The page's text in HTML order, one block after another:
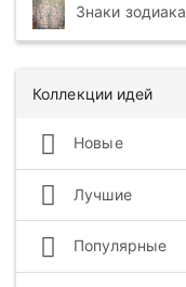
Знаки зодиака
Коллекции идей
Новые
Лучшие
Популярные